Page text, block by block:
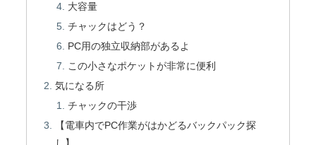
大容量
チャックはどう？
PC用の独立収納部があるよ
この小さなポケットが非常に便利
気になる所
チャックの干渉
【電車内でPC作業がはかどるバックパック探
し】